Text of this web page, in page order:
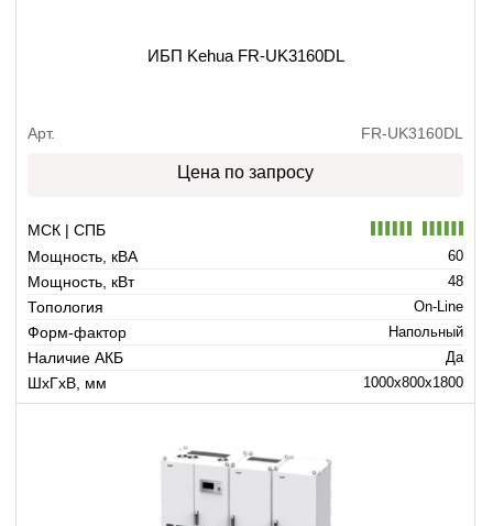
ИБП Kehua FR-UK3160DL
Арт. FR-UK3160DL
Цена по запросу
МСК | СПБ
Мощность, кВА
60
Мощность, кВт 48
Топология On-Line
Форм-фактор Напольный
Наличие АКБ Да
ШхГхВ, мм 1000x800x1800